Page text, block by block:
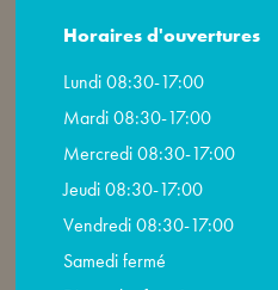
Horaires d'ouvertures
Lundi 08:30-17:00
Mardi 08:30-17:00
Mercredi 08:30-17:00
Jeudi 08:30-17:00
Vendredi 08:30-17:00
Samedi fermé